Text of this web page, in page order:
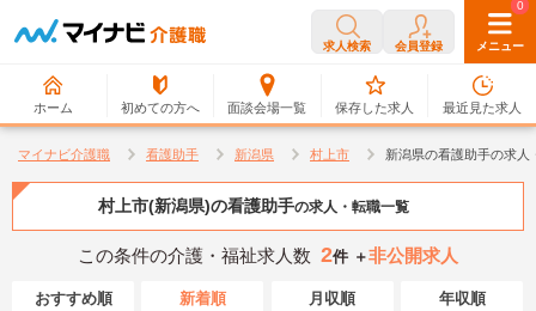
求人検索 会員登録 メニュー
ホーム 初めての方へ 面談会場一覧
0
保存した求人
0
最近見た求人
マイナビ介護職 看護助手 新潟県 村上市 新潟県の看護助手の求人
村上市(新潟県)の看護助手の求人・転職一覧
この条件の介護・福祉求人数 2件 ＋非公開求人
おすすめ順 新着順 月収順 年収順